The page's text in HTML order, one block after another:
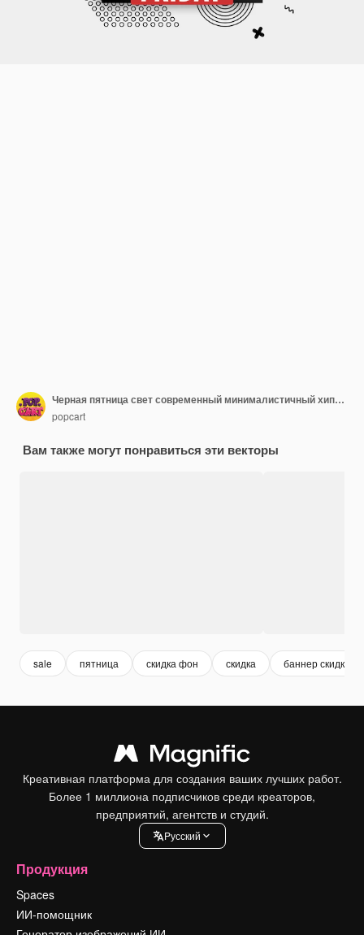
Черная пятница свет современный минималистичный хипстский модный фон Комикс текст скидка тег
popcart
Вам также могут понравиться эти векторы
sale пятница скидка фон скидка баннер скидки
Креативная платформа для создания ваших лучших работ.
Более 1 миллиона подписчиков среди креаторов,
предприятий, агентств и студий.
Pусский
Продукция
Spaces
ИИ-помощник